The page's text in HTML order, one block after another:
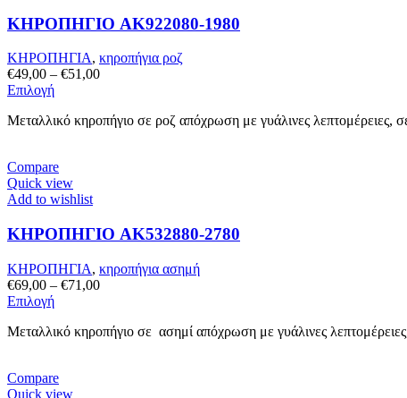
να
στη
σελίδα
του
ΚΗΡΟΠΗΓΙΟ AK922080-1980
ΚΗΡΟΠΗΓΙΑ, κηροπήγια ροζ
€49,00 – €51,00Price
through
ΕπιλογήΑυτό
προϊόν
παραλλαγές.
Οι
επιλογές
να
στη
σελίδα
του
Μεταλλικό κηροπήγιο σε ροζ απόχρωση με γυάλινες λεπτομέρειες,
Compare
Quick view
Add to wishlist
ΚΗΡΟΠΗΓΙΟ AK532880-2780
ΚΗΡΟΠΗΓΙΑ, κηροπήγια ασημή
€69,00 – €71,00Price
through
ΕπιλογήΑυτό
προϊόν
παραλλαγές.
Μεταλλικό κηροπήγιο σε ασημί απόχρωση με γυάλινες
Compare
Quick view